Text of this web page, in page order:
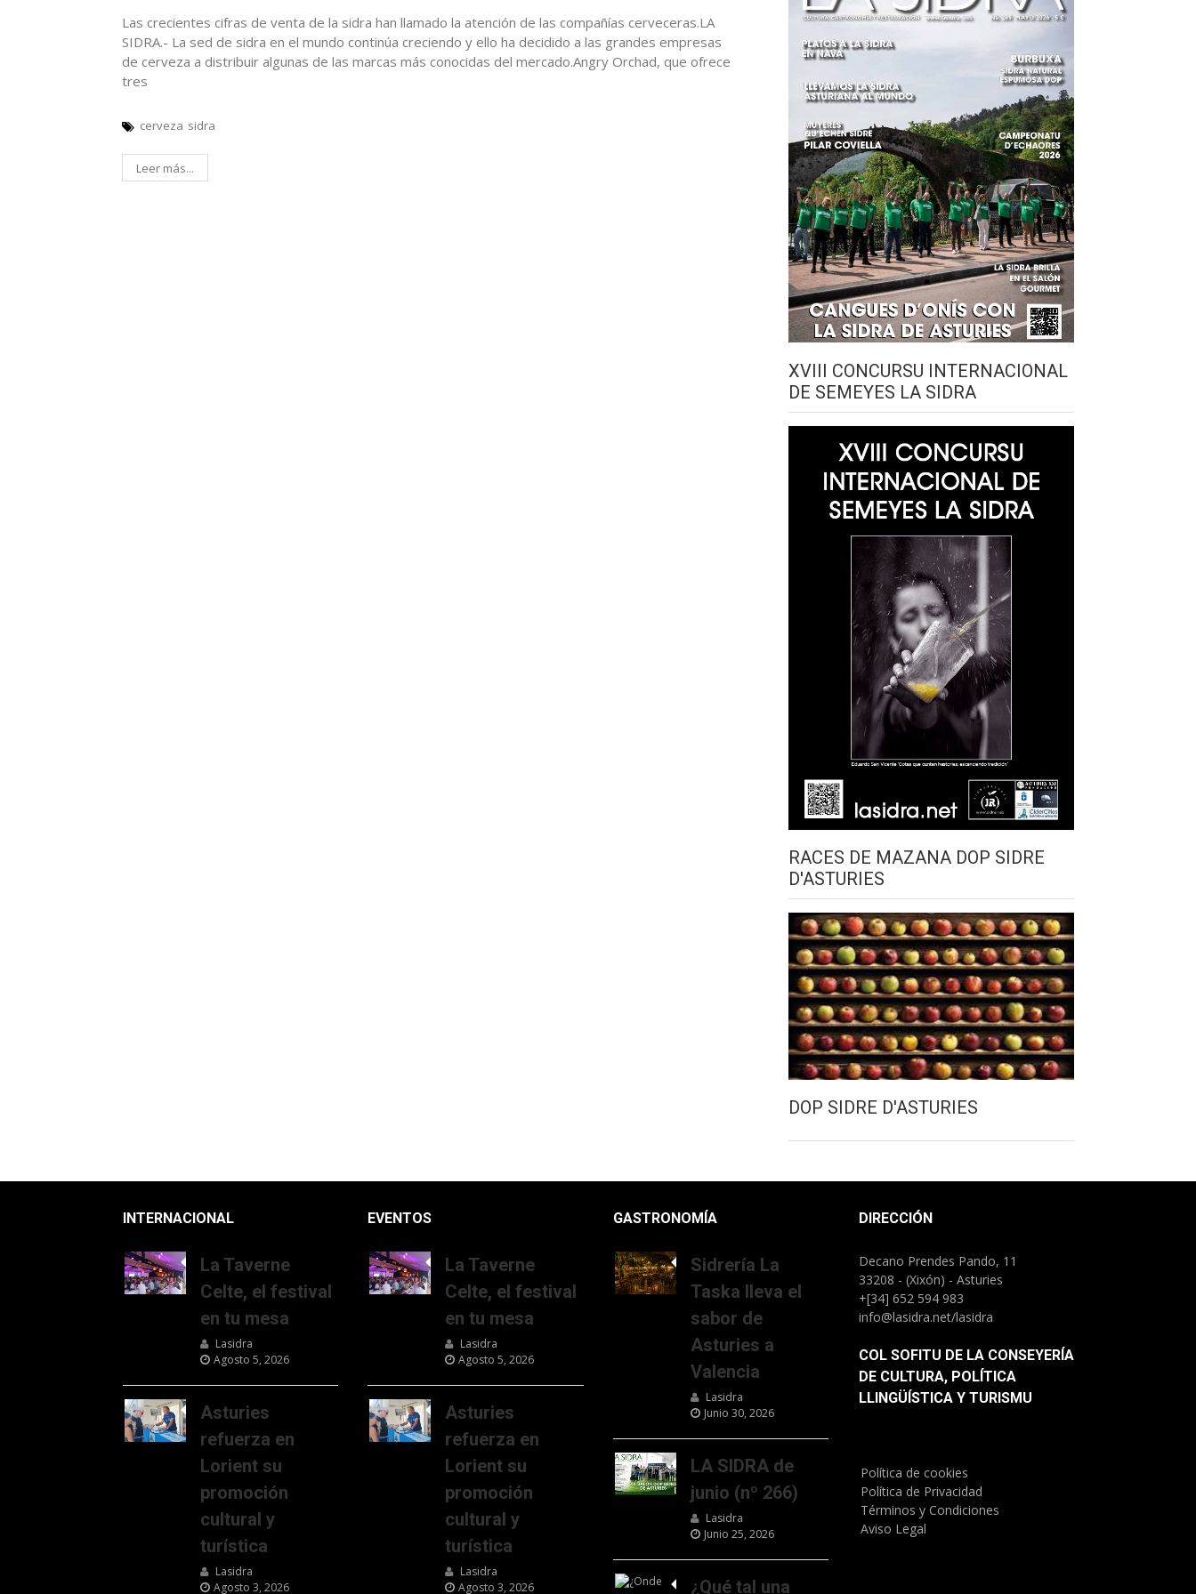
Las crecientes cifras de venta de la sidra han llamado la atención de las compañías cerveceras.LA
SIDRA.- La sed de sidra en el mundo continúa creciendo y ello ha decidido a las grandes empresas
de cerveza a distribuir algunas de las marcas más conocidas del mercado.Angry Orchad, que ofrece
tres
cerveza sidra
Leer más...
XVIII CONCURSU INTERNACIONAL
DE SEMEYES LA SIDRA
RACES DE MAZANA DOP SIDRE
D'ASTURIES
DOP SIDRE D'ASTURIES
INTERNACIONAL
La Taverne
Celte, el festival
en tu mesa
Lasidra
Agosto 5, 2026
Asturies
refuerza en
Lorient su
promoción
cultural y
turística
Lasidra
Agosto 3, 2026
EVENTOS
La Taverne
Celte, el festival
en tu mesa
Lasidra
Agosto 5, 2026
Asturies
refuerza en
Lorient su
promoción
cultural y
turística
Lasidra
Agosto 3, 2026
GASTRONOMÍA
Sidrería La
Taska lleva el
sabor de
Asturies a
Valencia
Lasidra
Junio 30, 2026
LA SIDRA de
junio (nº 266)
Lasidra
Junio 25, 2026
¿Qué tal una
DIRECCIÓN
Decano Prendes Pando, 11
33208 - (Xixón) - Asturies
+[34] 652 594 983
info@lasidra.net/lasidra
COL SOFITU DE LA CONSEYERÍA
DE CULTURA, POLÍTICA
LLINGÜÍSTICA Y TURISMU
Política de cookies
Política de Privacidad
Términos y Condiciones
Aviso Legal